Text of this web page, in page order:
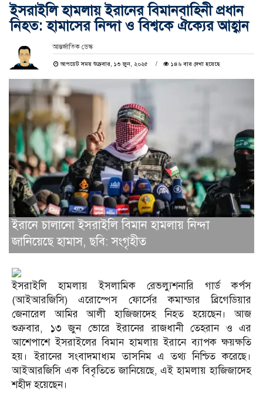
ইসরাইলি হামলায় ইরানের বিমানবাহিনী প্রধান
নিহত: হামাসের নিন্দা ও বিশ্বকে ঐক্যের আহ্বান
আন্তর্জাতিক ডেস্ক
আপডেট সময় শুক্রবার, ১৩ জুন, ২০২৫ ১৪৬ বার দেখা হয়েছে
ইরানে চালানো ইসরাইলি বিমান হামলায় নিন্দা
জানিয়েছে হামাস, ছবি: সংগৃহীত
ইসরাইলি হামলায় ইসলামিক রেভল্যুশনারি গার্ড কর্পস
(আইআরজিসি) এরোস্পেস ফোর্সের কমান্ডার ব্রিগেডিয়ার
জেনারেল আমির আলী হাজিজাদেহ নিহত হয়েছেন। আজ
শুক্রবার, ১৩ জুন ভোরে ইরানের রাজধানী তেহরান ও এর
আশেপাশে ইসরাইলের বিমান হামলায় ইরানে ব্যাপক ক্ষয়ক্ষতি
হয়।ইরানের সংবাদমাধ্যম তাসনিম এ তথ্য নিশ্চিত করেছে।
আইআরজিসি এক বিবৃতিতে জানিয়েছে, এই হামলায় হাজিজাদেহ
শহীদ হয়েছেন।